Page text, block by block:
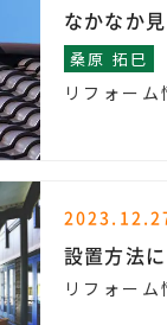
なかなか
桑原 拓巳
リフォーム
設置方法
リフォーム